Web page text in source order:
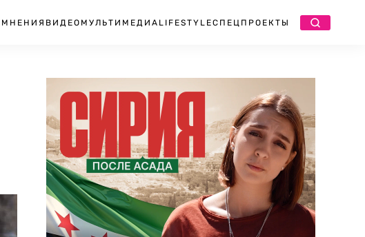
МНЕНИЯ ВИДЕО МУЛЬТИМЕДИА LIFESTYLEСПЕЦПРОЕКТЫ